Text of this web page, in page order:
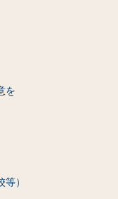
を
）